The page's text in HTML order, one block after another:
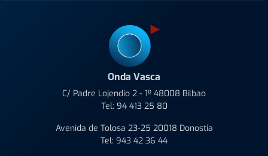
Onda Vasca
C/ Padre Lojendio 2 - 1º 48008 Bilbao
Tel: 94 413 25 80
Avenida de Tolosa 23-25 20018 Donostia
Tel: 943 42 36 44